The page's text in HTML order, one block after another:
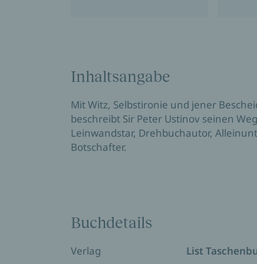
Inhaltsangabe
Mit Witz, Selbstironie und jener
beschreibt Sir Peter Ustinov seinen
Leinwandstar, Drehbuchautor,
Botschafter.
Buchdetails
Verlag
List